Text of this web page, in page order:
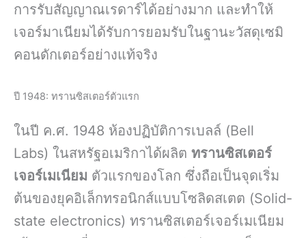
การรับสัญญาณเรดาร์ได้อย่างมาก และทำให้
เจอร์มาเนียมได้รับการยอมรับในฐานะวัสดุเซมิ
คอนดักเตอร์อย่างแท้จริง
ปี 1948: ทรานซิสเตอร์ตัวแรก
ในปี ค.ศ. 1948 ห้องปฏิบัติการเบลล์ (Bell
Labs) ในสหรัฐอเมริกาได้ผลิต ทรานซิสเตอร์
เจอร์เมเนียม ตัวแรกของโลก ซึ่งถือเป็นจุดเริ่ม
ต้นของยุคอิเล็กทรอนิกส์แบบโซลิดสเตต (Solid-
state electronics) ทรานซิสเตอร์เจอร์เมเนียม